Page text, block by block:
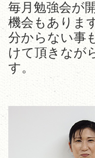
毎月勉強会が
機会もありま
分からない事
けて頂きなが
す。